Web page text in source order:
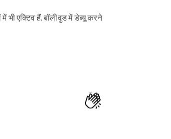
भी एक्टिव हैं. बॉलीवुड में डेब्यू करने